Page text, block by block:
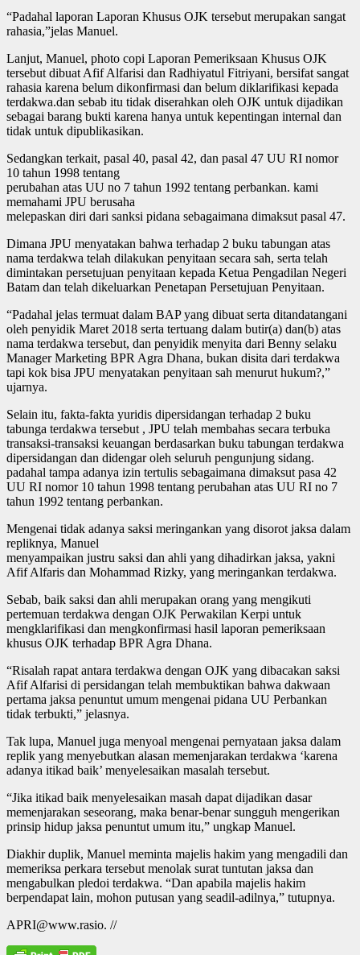
“Padahal laporan Laporan Khusus OJK tersebut merupakan sangat
rahasia,”jelas Manuel.
Lanjut, Manuel, photo copi Laporan Pemeriksaan Khusus OJK
tersebut dibuat Afif Alfarisi dan Radhiyatul Fitriyani, bersifat sangat
rahasia karena belum dikonfirmasi dan belum diklarifikasi kepada
terdakwa.dan sebab itu tidak diserahkan oleh OJK untuk dijadikan
sebagai barang bukti karena hanya untuk kepentingan internal dan
tidak untuk dipublikasikan.
Sedangkan terkait, pasal 40, pasal 42, dan pasal 47 UU RI nomor
10 tahun 1998 tentang
perubahan atas UU no 7 tahun 1992 tentang perbankan. kami
memahami JPU berusaha
melepaskan diri dari sanksi pidana sebagaimana dimaksut pasal 47.
Dimana JPU menyatakan bahwa terhadap 2 buku tabungan atas
nama terdakwa telah dilakukan penyitaan secara sah, serta telah
dimintakan persetujuan penyitaan kepada Ketua Pengadilan Negeri
Batam dan telah dikeluarkan Penetapan Persetujuan Penyitaan.
“Padahal jelas termuat dalam BAP yang dibuat serta ditandatangani
oleh penyidik Maret 2018 serta tertuang dalam butir(a) dan(b) atas
nama terdakwa tersebut, dan penyidik menyita dari Benny selaku
Manager Marketing BPR Agra Dhana, bukan disita dari terdakwa
tapi kok bisa JPU menyatakan penyitaan sah menurut hukum?,”
ujarnya.
Selain itu, fakta-fakta yuridis dipersidangan terhadap 2 buku
tabunga terdakwa tersebut , JPU telah membahas secara terbuka
transaksi-transaksi keuangan berdasarkan buku tabungan terdakwa
dipersidangan dan didengar oleh seluruh pengunjung sidang.
padahal tampa adanya izin tertulis sebagaimana dimaksut pasa 42
UU RI nomor 10 tahun 1998 tentang perubahan atas UU RI no 7
tahun 1992 tentang perbankan.
Mengenai tidak adanya saksi meringankan yang disorot jaksa dalam
repliknya, Manuel
menyampaikan justru saksi dan ahli yang dihadirkan jaksa, yakni
Afif Alfaris dan Mohammad Rizky, yang meringankan terdakwa.
Sebab, baik saksi dan ahli merupakan orang yang mengikuti
pertemuan terdakwa dengan OJK Perwakilan Kerpi untuk
mengklarifikasi dan mengkonfirmasi hasil laporan pemeriksaan
khusus OJK terhadap BPR Agra Dhana.
“Risalah rapat antara terdakwa dengan OJK yang dibacakan saksi
Afif Alfarisi di persidangan telah membuktikan bahwa dakwaan
pertama jaksa penuntut umum mengenai pidana UU Perbankan
tidak terbukti,” jelasnya.
Tak lupa, Manuel juga menyoal mengenai pernyataan jaksa dalam
replik yang menyebutkan alasan memenjarakan terdakwa ‘karena
adanya itikad baik’ menyelesaikan masalah tersebut.
“Jika itikad baik menyelesaikan masah dapat dijadikan dasar
memenjarakan seseorang, maka benar-benar sungguh mengerikan
prinsip hidup jaksa penuntut umum itu,” ungkap Manuel.
Diakhir duplik, Manuel meminta majelis hakim yang mengadili dan
memeriksa perkara tersebut menolak surat tuntutan jaksa dan
mengabulkan pledoi terdakwa. “Dan apabila majelis hakim
berpendapat lain, mohon putusan yang seadil-adilnya,” tutupnya.
APRI@www.rasio. //